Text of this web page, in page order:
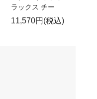
ラックス チー
11,570円(税込)